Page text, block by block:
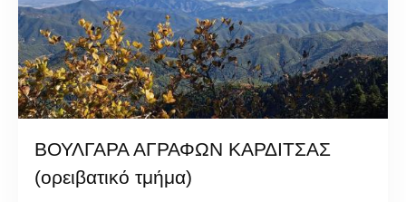
ΒΟΥΛΓΑΡΑ ΑΓΡΑΦΩΝ ΚΑΡΔΙΤΣΑΣ
(ορειβατικό τμήμα)